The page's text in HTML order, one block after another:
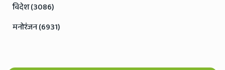
विदेश (3086)
मनोरंजन (6931)